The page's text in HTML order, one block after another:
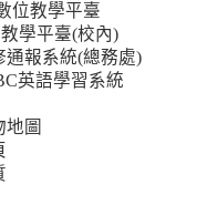
位教學平臺
學平臺(校內)
通報系統(總務處)
英語學習系統
地圖